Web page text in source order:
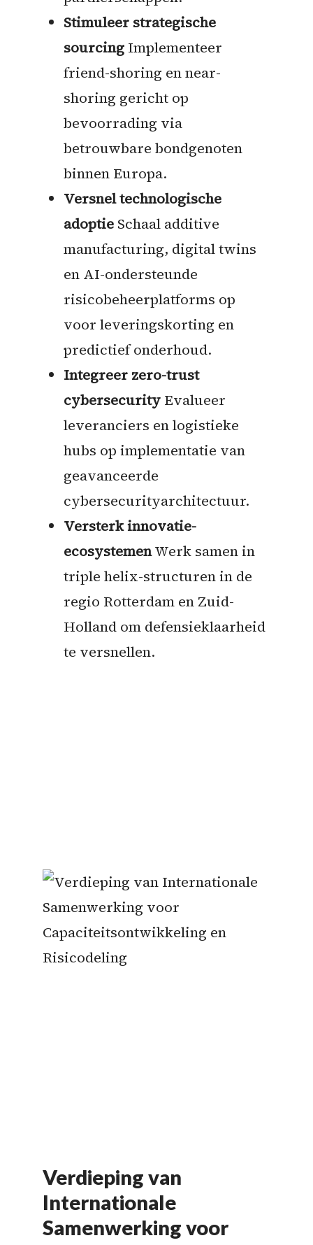
Stimuleer strategische
sourcingImplementeer
friend-shoring en near-
shoring gericht op
bevoorrading via
betrouwbare bondgenoten
binnen Europa.
Versnel technologische
adoptieSchaal additive
manufacturing, digital twins
en AI-ondersteunde
risicobeheerplatforms op
voor leveringskorting en
predictief onderhoud.
Integreer zero-trust
cybersecurityEvalueer
leveranciers en logistieke
hubs op implementatie van
geavanceerde
cybersecurityarchitectuur.
Versterk innovatie-
ecosystemenWerk samen in
triple helix-structuren in de
regio Rotterdam en Zuid-
Holland om defensieklaarheid
te versnellen.
Verdieping van
Internationale
Samenwerking voor